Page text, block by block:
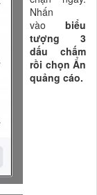
Nhấn
vào biểu
tượng 3
dấu chấm
rồi chọn Ẩn
quảng cáo.